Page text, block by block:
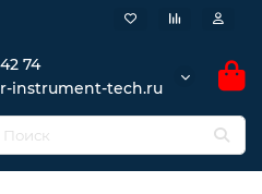
74
instrument-tech.ru